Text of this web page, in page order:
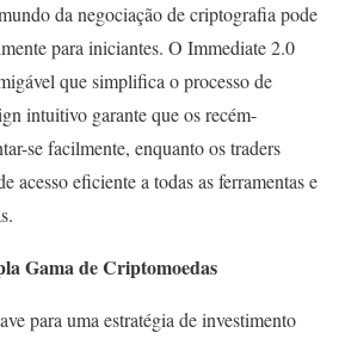
da negociação de criptografia pode
para iniciantes. O Immediate 2.0
que simplifica o processo de
intuitivo garante que os recém-
se facilmente, enquanto os traders
acesso eficiente a todas as ferramentas e
Gama de Criptomoedas
para uma estratégia de investimento